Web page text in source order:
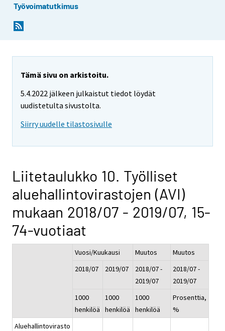
Työvoimatutkimus
Tämä sivu on arkistoitu.
5.4.2022 jälkeen julkaistut tiedot löydät
uudistetulta sivustolta.
Siirry uudelle tilastosivulle
Liitetaulukko 10. Työlliset
aluehallintovirastojen (AVI)
mukaan 2018/07 - 2019/07, 15-
74-vuotiaat
Vuosi/Kuukausi Muutos
Muutos
2018/07
2019/07
2018/07 -
2019/07
2018/07 -
2019/07
1000
henkilöä
1000
henkilöä
1000
henkilöä
Prosenttia,
%
Aluehallintovirasto